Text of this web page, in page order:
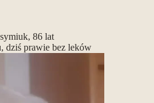
86 lat
dziś prawie bez leków